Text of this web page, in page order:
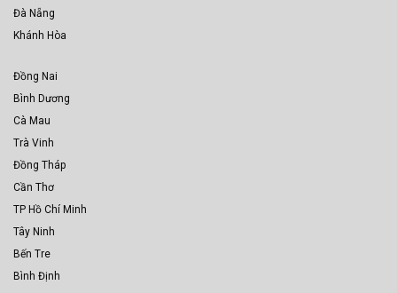
Đà Nẵng
Khánh Hòa
Đồng Nai
Bình Dương
Cà Mau
Trà Vinh
Đồng Tháp
Cần Thơ
TP Hồ Chí Minh
Tây Ninh
Bến Tre
Bình Định